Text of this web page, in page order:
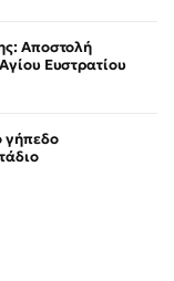
Αποστολή
Ευστρατίου
γήπεδο